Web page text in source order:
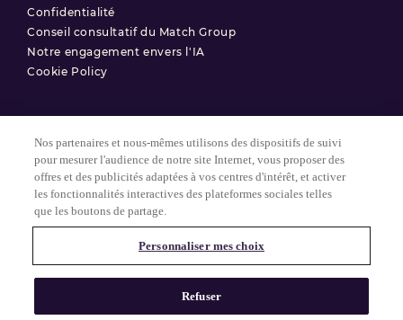
Confidentialité
Conseil consultatif du Match Group
Notre engagement envers l'IA
Cookie Policy
© 2025 Match Group.
Conditions d'utilisation
Politique de confidentialité
Tous droits réservés. MATCH GROUP, le logo MG et le fil bleu-gris
MG sont des marques déposées de Match Group Americas, LLC.
Toutes les autres marques sont la propriété de leurs détenteurs
Nos partenaires et nous-mêmes utilisons des dispositifs de suivi
pour mesurer l'audience de notre site Internet, vous proposer des
offres et des publicités adaptées à vos centres d'intérêt, et activer
les fonctionnalités interactives des plateformes sociales telles
que les boutons de partage.
Personnaliser mes choix
Refuser